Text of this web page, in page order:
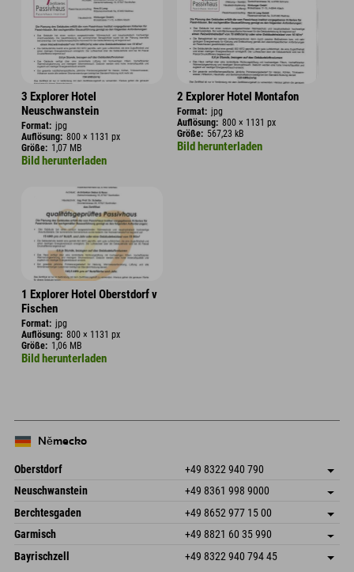
3 Explorer Hotel
Neuschwanstein
Format: jpg
Auflösung: 800 × 1131 px
Größe: 1,07 MB
Bild herunterladen
2 Explorer Hotel Montafon
Format: jpg
Auflösung: 800 × 1131 px
Größe: 567,23 kB
Bild herunterladen
1 Explorer Hotel Oberstdorf v
Fischen
Format: jpg
Auflösung: 800 × 1131 px
Größe: 1,06 MB
Bild herunterladen
Německo
Oberstdorf +49 8322 940 790
An der Breitach 3
Německo
Uložit adresu
Objednat
Neuschwanstein +49 8361 998 9000
An der Riese 45
87484 Nesselwang im Allgäu
Německo
Uložit adresu
Informace o příjezdu
Objednat
Berchtesgaden +49 8652 977 15 00
Hofreitstr. 7
Německo
Uložit adresu
Objednat
Garmisch +49 8821 60 35 990
Frickenstraße 22
82490 Farchant
Uložit adresu
Informace o příjezdu
Bayrischzell +49 8322 940 794 45